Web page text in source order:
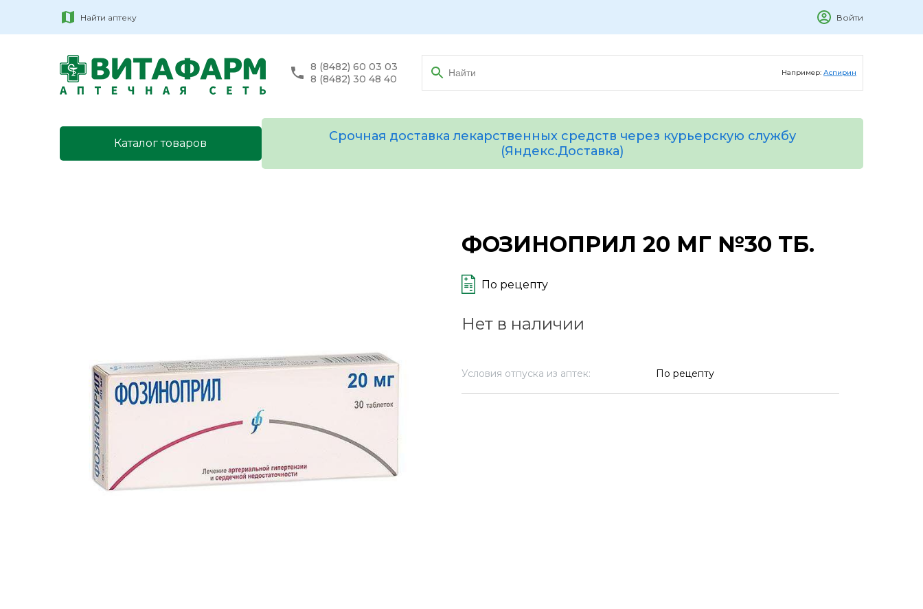
Найти аптеку Войти
8 (8482) 60 03 03
8 (8482) 30 48 40
Например: Аспирин
Каталог товаров
Срочная доставка лекарственных средств через курьерскую службу
(Яндекс.Доставка)
ФОЗИНОПРИЛ 20 МГ №30 ТБ.
По рецепту
Нет в наличии
Условия отпуска из аптек: По рецепту